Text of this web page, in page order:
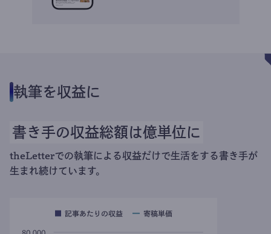
執筆を収益に
書き手の収益総額は億単位に
theLetterでの執筆による収益だけで生活をする書き手が
生まれ続けています。